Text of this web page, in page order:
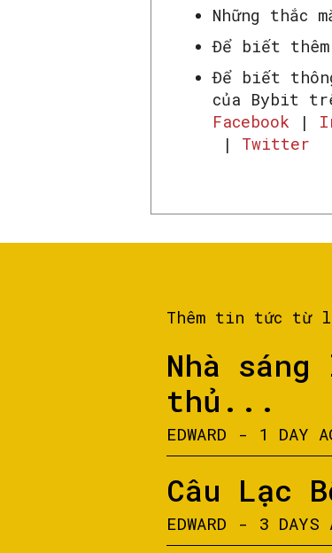
Những thắc
Để biết
Để biết
của Bybit
Facebook |
| Twitter
Thêm tin tức từ
Nhà
thủ...
EDWARD - 1 DAY
Câu Lạc
EDWARD - 3 DAYS